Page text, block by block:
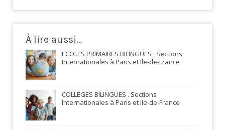
À lire aussi…
ECOLES PRIMAIRES BILINGUES . Sections
Internationales à Paris et Ile-de-France
COLLEGES BILINGUES . Sections
Internationales à Paris et Ile-de-France